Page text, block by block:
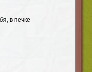
в печке